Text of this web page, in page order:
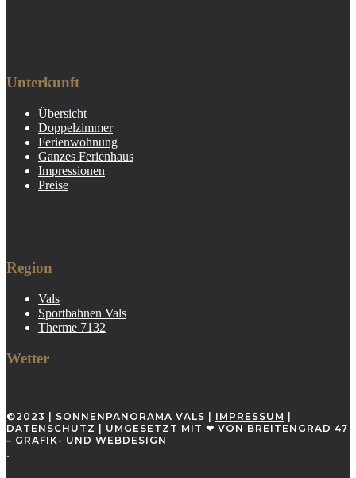
Unterkunft
Übersicht
Doppelzimmer
Ferienwohnung
Ganzes Ferienhaus
Impressionen
Preise
Region
Vals
Sportbahnen Vals
Therme 7132
Wetter
©2023 | SONNENPANORAMA VALS | IMPRESSUM |
DATENSCHUTZ | UMGESETZT MIT ❤ VON BREITENGRAD 47
– GRAFIK- UND WEBDESIGN
.